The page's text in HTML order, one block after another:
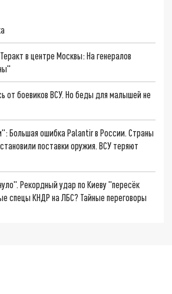
в центре Москвы: На генералов
от боевиков ВСУ. Но беды для малышей не
Большая ошибка Palantir в России. Страны
поставки оружия. ВСУ теряют
Рекордный удар по Киеву "пересёк
спецы КНДР на ЛБС? Тайные переговоры